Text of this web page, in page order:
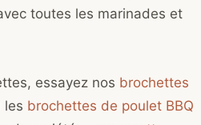
toutes les marinades et
essayez nos brochettes
les brochettes de poulet BBQ